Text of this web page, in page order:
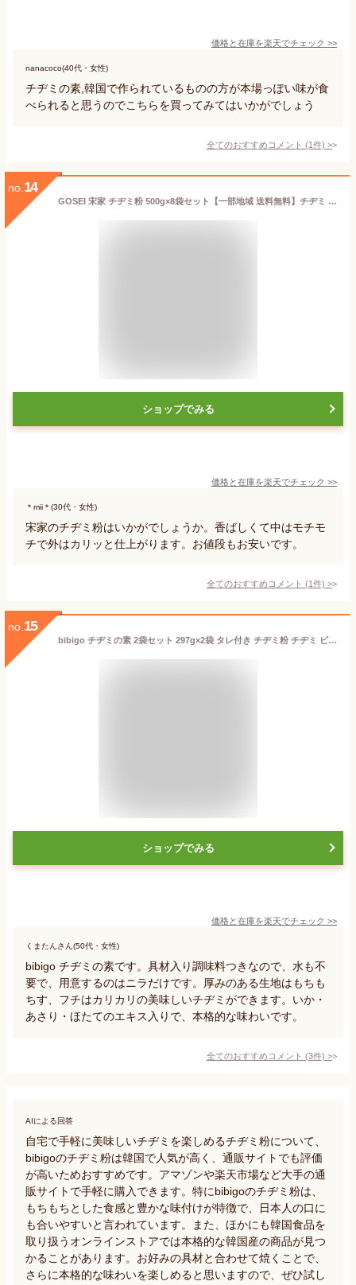
価格と在庫を楽天でチェック >>
nanacoco(40代・女性)
チヂミの素,韓国で作られているものの方が本場っぽい味が食
べられると思うのでこちらを買ってみてはいかがでしょう
全てのおすすめコメント (1件) >
no. 14
GOSEI 宋家 チヂミ粉 500g×8袋セット【一部地域 送料無料】チヂミ 韓国料理 韓国食材 韓国食品 宋家秘伝 チヂミ粉 宋家チヂミの素
ショップでみる
価格と在庫を楽天でチェック >>
＊mii＊(30代・女性)
宋家のチヂミ粉はいかがでしょうか。香ばしくて中はモチモ
チで外はカリッと仕上がります。お値段もお安いです。
全てのおすすめコメント (1件) >
no. 15
bibigo チヂミの素 2袋セット 297g×2袋 タレ付き チヂミ粉 チヂミ ビビゴ CJ
ショップでみる
価格と在庫を楽天でチェック >>
くまたんさん(50代・女性)
bibigo チヂミの素です。具材入り調味料つきなので、水も不
要で、用意するのはニラだけです。厚みのある生地はもちも
ちす、フチはカリカリの美味しいチヂミができます。いか・
あさり・ほたてのエキス入りで、本格的な味わいです。
全てのおすすめコメント (3件) >
AIによる回答
自宅で手軽に美味しいチヂミを楽しめるチヂミ粉について、
bibigoのチヂミ粉は韓国で人気が高く、通販サイトでも評価
が高いためおすすめです。アマゾンや楽天市場など大手の通
販サイトで手軽に購入できます。特にbibigoのチヂミ粉は、
もちもちとした食感と豊かな味付けが特徴で、日本人の口に
も合いやすいと言われています。また、ほかにも韓国食品を
取り扱うオンラインストアでは本格的な韓国産の商品が見つ
かることがあります。お好みの具材と合わせて焼くことで、
さらに本格的な味わいを楽しめると思いますので、ぜひ試し